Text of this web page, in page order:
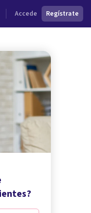
Accede Regístrate